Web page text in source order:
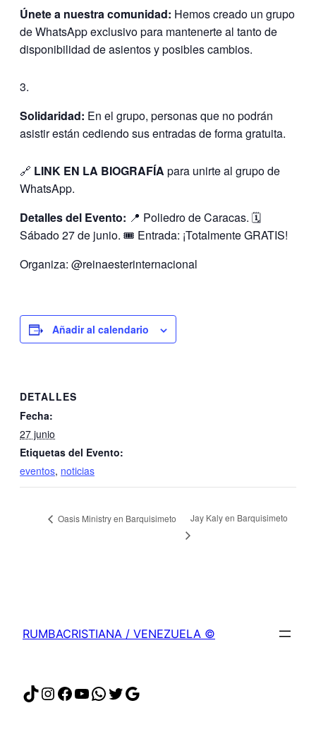
Únete a nuestra comunidad: Hemos creado un grupo
de WhatsApp exclusivo para mantenerte al tanto de
disponibilidad de asientos y posibles cambios.
Solidaridad: En el grupo, personas que no podrán
asistir están cediendo sus entradas de forma gratuita.
🔗 LINK EN LA BIOGRAFÍA para unirte al grupo de
WhatsApp.
Detalles del Evento: 📍 Poliedro de Caracas. 🗓️
Sábado 27 de junio. 🎟️ Entrada: ¡Totalmente GRATIS!
Organiza: @reinaesterinternacional
Añadir al calendario
DETALLES
Fecha:
27 junio
Etiquetas del Evento:
eventos, noticias
Oasis Ministry en Barquisimeto Jay Kaly en Barquisimeto
RUMBACRISTIANA / VENEZUELA ©
TikTok
Instagram
Facebook
YouTube
WhatsApp
Twitter
Google